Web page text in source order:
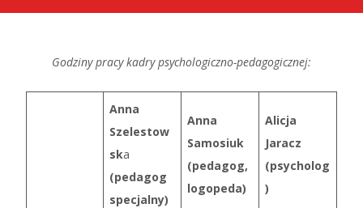
Godziny pracy kadry psychologiczno-pedagogicznej:
Anna
Szelestow
ska
(pedagog
specjalny)
Anna
Samosiuk
(pedagog,
logopeda)
Alicja
Jaracz
(psycholog
)